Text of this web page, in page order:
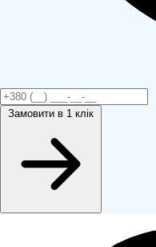
Замовити в 1 клік